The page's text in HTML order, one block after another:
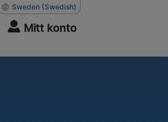
Sweden (Swedish)
Mitt konto